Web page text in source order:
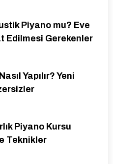
Piyano mu? Eve
Edilmesi Gerekenler
Yapılır? Yeni
Piyano Kursu
Teknikler